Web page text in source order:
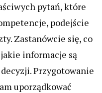
pytań, które
podejście
Zastanówcie się, co
informacje są
Przygotowanie
uporządkować